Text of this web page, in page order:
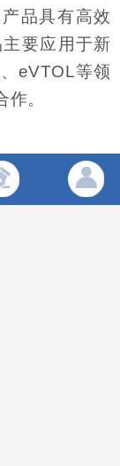
品具有高效
要应用于新
eVTOL等领
。